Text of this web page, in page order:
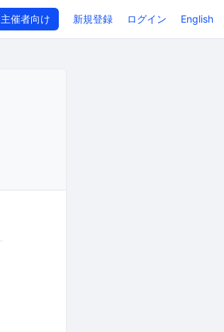
主催者向け 新規登録 ログイン English